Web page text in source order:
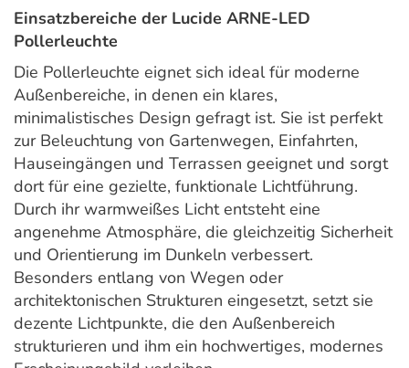
Einsatzbereiche der Lucide ARNE-LED
Pollerleuchte
Die Pollerleuchte eignet sich ideal für moderne
Außenbereiche, in denen ein klares,
minimalistisches Design gefragt ist. Sie ist perfekt
zur Beleuchtung von Gartenwegen, Einfahrten,
Hauseingängen und Terrassen geeignet und sorgt
dort für eine gezielte, funktionale Lichtführung.
Durch ihr warmweißes Licht entsteht eine
angenehme Atmosphäre, die gleichzeitig Sicherheit
und Orientierung im Dunkeln verbessert.
Besonders entlang von Wegen oder
architektonischen Strukturen eingesetzt, setzt sie
dezente Lichtpunkte, die den Außenbereich
strukturieren und ihm ein hochwertiges, modernes